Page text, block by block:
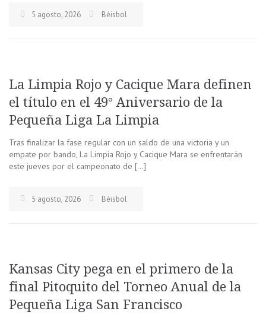
5 agosto, 2026 Béisbol
La Limpia Rojo y Cacique Mara definen
el título en el 49° Aniversario de la
Pequeña Liga La Limpia
Tras finalizar la fase regular con un saldo de una victoria y un
empate por bando, La Limpia Rojo y Cacique Mara se enfrentarán
este jueves por el campeonato de […]
5 agosto, 2026 Béisbol
Kansas City pega en el primero de la
final Pitoquito del Torneo Anual de la
Pequeña Liga San Francisco